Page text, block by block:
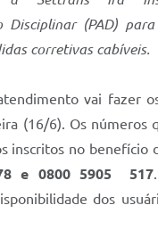
Disciplinar (PAD)
corretivas cabíveis.
vai fazer
(16/6). Os números
inscritos no benefício
e 0800 5905 517
dos